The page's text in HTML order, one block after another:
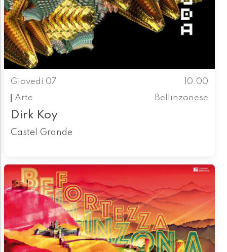
Giovedì 07
10.00
Arte
Bellinzonese
Dirk Koy
Castel Grande